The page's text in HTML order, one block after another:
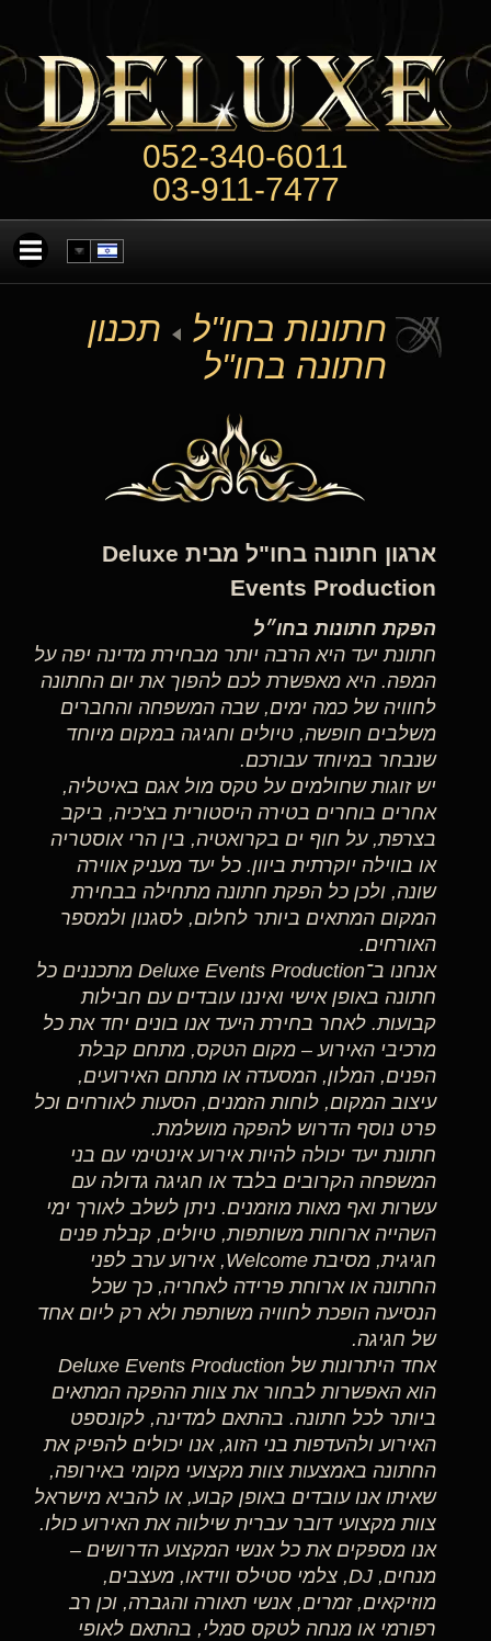
052-340-6011
03-911-7477
חתונות בחו"ל
תכנון
חתונה בחו"ל
ארגון חתונה בחו"ל מבית Deluxe
Events Production
הפקת חתונות בחו״ל
חתונת יעד היא הרבה יותר מבחירת מדינה יפה על
המפה. היא מאפשרת לכם להפוך את יום החתונה
לחוויה של כמה ימים, שבה המשפחה והחברים
משלבים חופשה, טיולים וחגיגה במקום מיוחד
שנבחר במיוחד עבורכם.
יש זוגות שחולמים על טקס מול אגם באיטליה,
אחרים בוחרים בטירה היסטורית בצ'כיה, ביקב
בצרפת, על חוף ים בקרואטיה, בין הרי אוסטריה
או בווילה יוקרתית ביוון. כל יעד מעניק אווירה
שונה, ולכן כל הפקת חתונה מתחילה בבחירת
המקום המתאים ביותר לחלום, לסגנון ולמספר
האורחים.
אנחנו ב־Deluxe Events Production מתכננים כל
חתונה באופן אישי ואיננו עובדים עם חבילות
קבועות. לאחר בחירת היעד אנו בונים יחד את כל
מרכיבי האירוע – מקום הטקס, מתחם קבלת
הפנים, המלון, המסעדה או מתחם האירועים,
עיצוב המקום, לוחות הזמנים, הסעות לאורחים וכל
פרט נוסף הדרוש להפקה מושלמת.
חתונת יעד יכולה להיות אירוע אינטימי עם בני
המשפחה הקרובים בלבד או חגיגה גדולה עם
עשרות ואף מאות מוזמנים. ניתן לשלב לאורך ימי
השהייה ארוחות משותפות, טיולים, קבלת פנים
חגיגית, מסיבת Welcome, אירוע ערב לפני
החתונה או ארוחת פרידה לאחריה, כך שכל
הנסיעה הופכת לחוויה משותפת ולא רק ליום אחד
של חגיגה.
אחד היתרונות של Deluxe Events Production
הוא האפשרות לבחור את צוות ההפקה המתאים
ביותר לכל חתונה. בהתאם למדינה, לקונספט
האירוע ולהעדפות בני הזוג, אנו יכולים להפיק את
החתונה באמצעות צוות מקצועי מקומי באירופה,
שאיתו אנו עובדים באופן קבוע, או להביא מישראל
צוות מקצועי דובר עברית שילווה את האירוע כולו.
אנו מספקים את כל אנשי המקצוע הדרושים –
מנחים, DJ, צלמי סטילס ווידאו, מעצבים,
מוזיקאים, זמרים, אנשי תאורה והגברה, וכן רב
רפורמי או מנחה לטקס סמלי, בהתאם לאופי